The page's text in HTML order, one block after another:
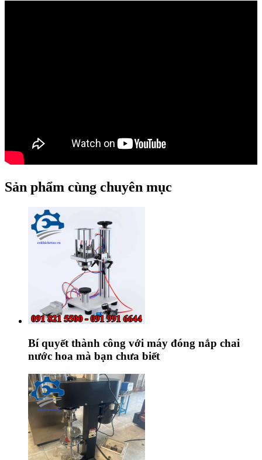
Sản phẩm cùng chuyên mục
Bí quyết thành công với máy đóng nắp chai
nước hoa mà bạn chưa biết